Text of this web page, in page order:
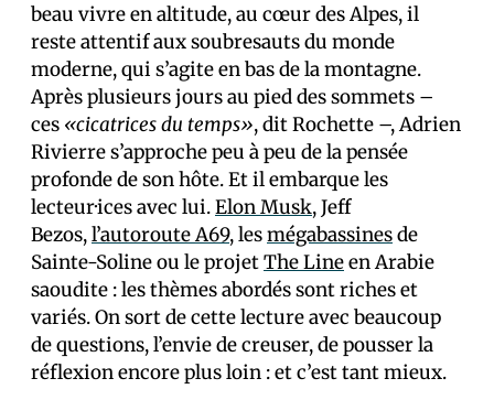
beau vivre en altitude, au cœur des Alpes, il
reste attentif aux soubresauts du monde
moderne, qui s’agite en bas de la montagne.
Après plusieurs jours au pied des sommets –
ces «cicatrices du temps», dit Rochette –, Adrien
Rivierre s’approche peu à peu de la pensée
profonde de son hôte. Et il embarque les
lecteur·ices avec lui.Elon Musk, Jeff
Bezos,l’autoroute A69, lesmégabassinesde
Sainte-Soline ou le projetThe Lineen Arabie
saoudite : les thèmes abordés sont riches et
variés. On sort de cette lecture avec beaucoup
de questions, l’envie de creuser, de pousser la
réflexion encore plus loin : et c’est tant mieux.